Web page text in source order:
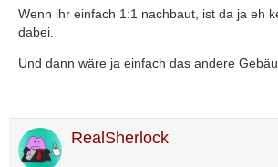
Wenn ihr einfach 1:1 nachbaut, ist da ja eh
dabei.
Und dann wäre ja einfach das andere
RealSherlock